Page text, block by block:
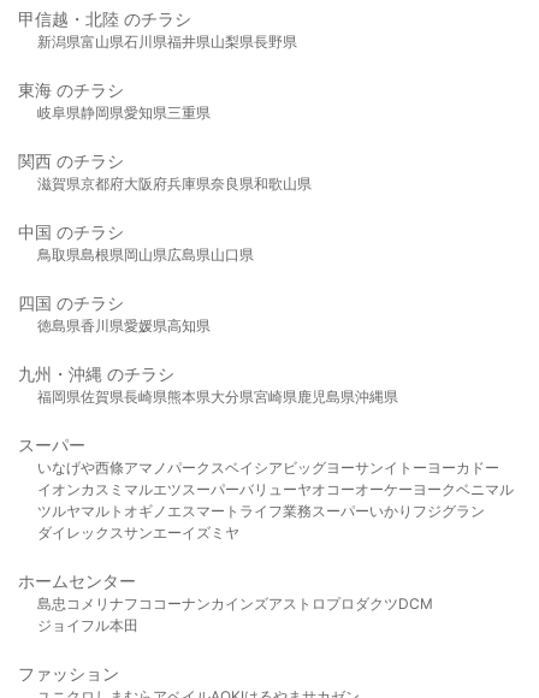
甲信越・北陸 のチラシ
新潟県富山県石川県福井県山梨県長野県
東海 のチラシ
岐阜県静岡県愛知県三重県
関西 のチラシ
滋賀県京都府大阪府兵庫県奈良県和歌山県
中国 のチラシ
鳥取県島根県岡山県広島県山口県
四国 のチラシ
徳島県香川県愛媛県高知県
九州・沖縄 のチラシ
福岡県佐賀県長崎県熊本県大分県宮崎県鹿児島県沖縄県
スーパー
いなげや西條アマノパークスベイシア ビッグヨーサンイトーヨーカドー
イオンカスミ マルエツスーパーバリューヤオコーオーケー ヨークベニマル
ツルヤマルト オギノ エスマート ライフ業務スーパーいかり フジグラン
ダイレックスサンエーイズミヤ
ホームセンター
島忠 コメリ ナフコ コーナンカインズアストロプロダクツDCM
ジョイフル本田
ファッション